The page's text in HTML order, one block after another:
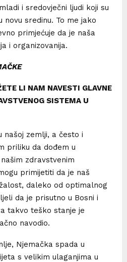
i sredovječni ljudi koji su
sredinu. To me jako
primjećuje da je naša
i organizovanija.
LI NAM NAVESTI GLAVNE
SISTEMA U
našoj zemlji, a često i
priliku da dođem u
zdravstvenim
primijetiti da je naš
daleko od optimalnog
da je prisutno u Bosni i
takvo teško stanje je
navodio.
Njemačka spada u
s velikim ulaganjima u